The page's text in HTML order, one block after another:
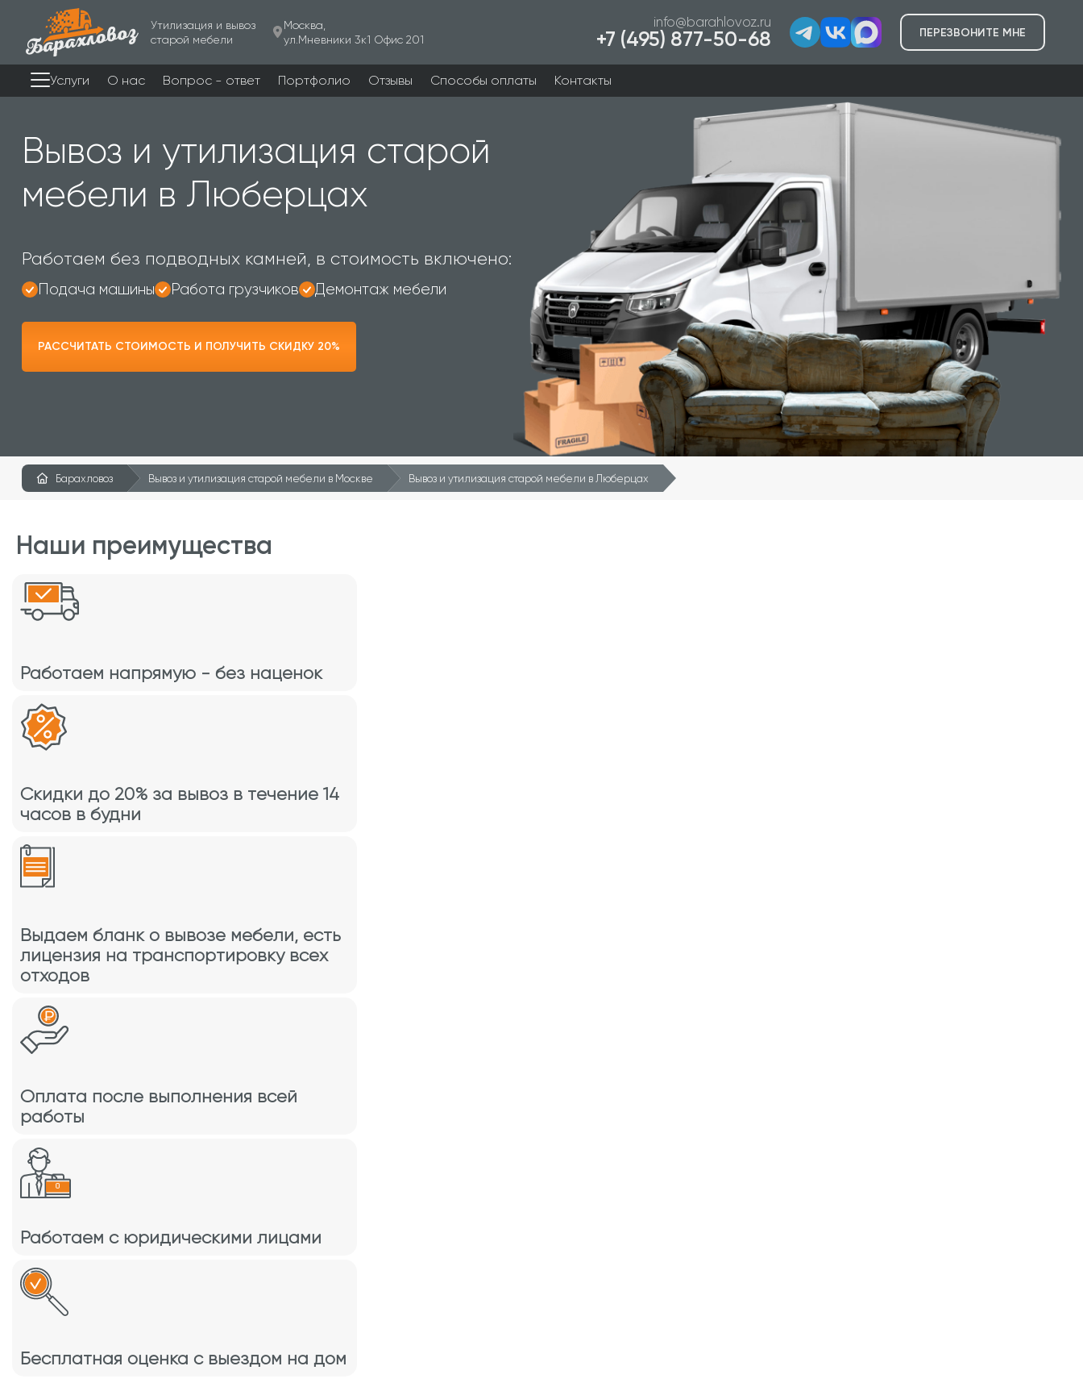
Утилизация и вывоз
старой мебели
Москва,
ул.Мневники 3к1 Офис 201
info@barahlovoz.ru
+7 (495) 877-50-68 ПЕРЕЗВОНИТЕ МНЕ
Услуги О нас Вопрос - ответ Портфолио Отзывы Способы оплаты Контакты
Вывоз и утилизация старой
мебели в Люберцах
Работаем без подводных камней, в стоимость включено:
Подача машины Работа грузчиков Демонтаж мебели
РАССЧИТАТЬ СТОИМОСТЬ И ПОЛУЧИТЬ СКИДКУ 20%
Барахловоз Вывоз и утилизация старой мебели в Москве Вывоз и утилизация старой мебели в Люберцах
Наши преимущества
Работаем напрямую - без наценок
Скидки до 20% за вывоз в течение 14
часов в будни
Выдаем бланк о вывозе мебели, есть
лицензия на транспортировку всех
отходов
Оплата после выполнения всей
работы
Работаем с юридическими лицами
Бесплатная оценка с выездом на дом